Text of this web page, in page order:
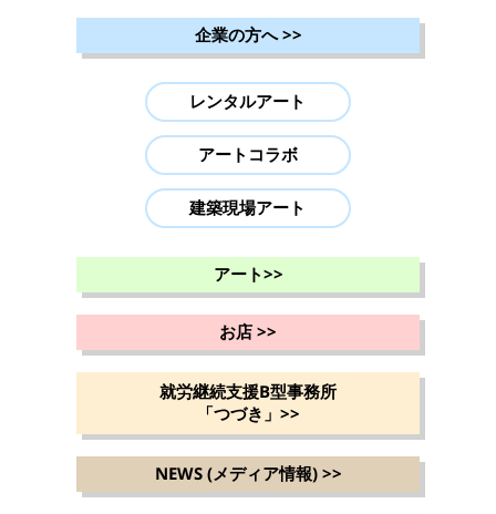
企業の方へ>>
レンタルアート
アートコラボ
建築現場アート
アート>>
お店>>
就労継続支援B型事務所
「つづき」 >>
NEWS (メディア情報)>>